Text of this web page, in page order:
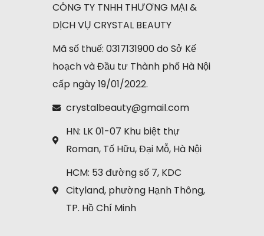
CÔNG TY TNHH THƯƠNG MẠI &
DỊCH VỤ CRYSTAL BEAUTY
Mã số thuế: 0317131900 do Sở Kế
hoạch và Đầu tư Thành phố Hà Nội
cấp ngày 19/01/2022.
crystalbeauty@gmail.com
HN: LK 01-07 Khu biệt thự
Roman, Tố Hữu, Đại Mỗ, Hà Nội
HCM: 53 đường số 7, KDC
Cityland, phường Hạnh Thông,
TP. Hồ Chí Minh